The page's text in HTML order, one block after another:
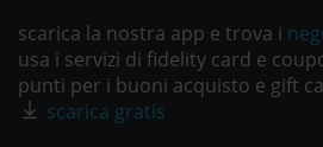
scarica la nostra app e trova i
usa i servizi di fidelity card e
punti per i buoni acquisto e gift
scarica gratis